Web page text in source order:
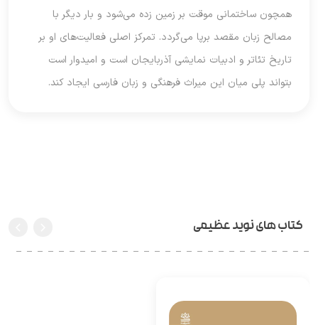
همچون ساختمانی موقت بر زمین زده می‌شود و بار دیگر با
مصالح زبان مقصد برپا می‌گردد. تمرکز اصلی فعالیت‌های او بر
تاریخ تئاتر و ادبیات نمایشی آذربایجان است و امیدوار است
بتواند پلی میان این میراث فرهنگی و زبان فارسی ایجاد کند.
کتاب های نوید عظیمی